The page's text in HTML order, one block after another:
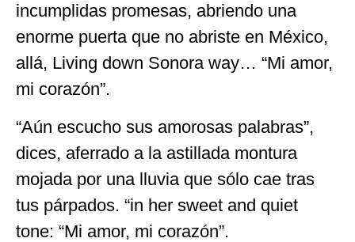
incumplidas promesas, abriendo una
enorme puerta que no abriste en México,
allá, Living down Sonora way… “Mi amor,
mi corazón”.
“Aún escucho sus amorosas palabras”,
dices, aferrado a la astillada montura
mojada por una lluvia que sólo cae tras
tus párpados. “in her sweet and quiet
tone: “Mi amor, mi corazón”.